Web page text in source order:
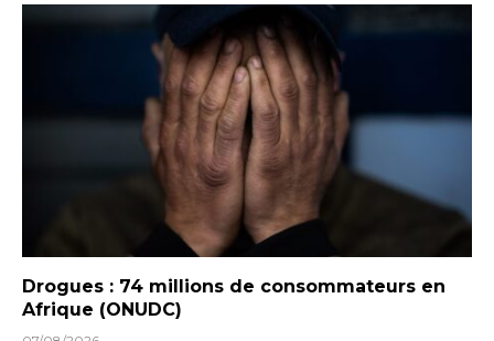
Drogues : 74 millions de consommateurs en
Afrique (ONUDC)